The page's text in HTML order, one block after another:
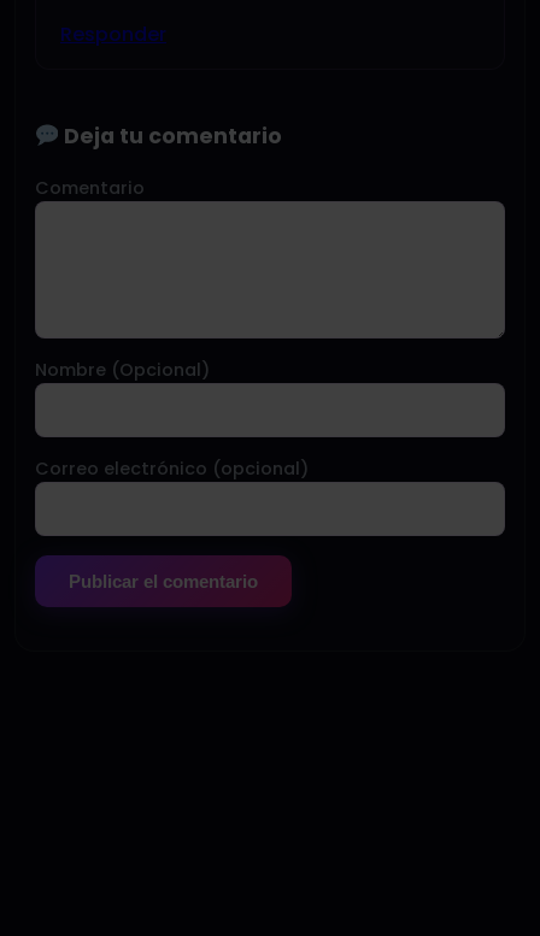
Responder
Deja tu comentario
Comentario
Nombre (Opcional)
Correo electrónico (opcional)